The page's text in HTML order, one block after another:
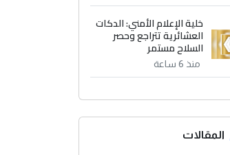
خلية الإعلام الأمني: الدكات
العشائرية تتراجع وحصر
السلاح مستمر
منذ 6 ساعة
المقالات